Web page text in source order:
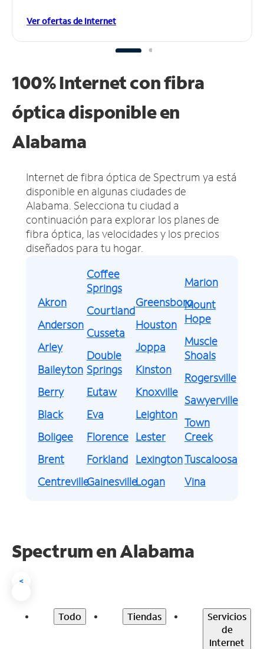
Ver ofertas de Internet
100% Internet con fibra
óptica disponible en
Alabama
Internet de fibra óptica de Spectrum ya está
disponible en algunas ciudades de
Alabama. Selecciona tu ciudad a
continuación para explorar los planes de
fibra óptica, las velocidades y los precios
diseñados para tu hogar.
Akron
Anderson
Arley
Baileyton
Berry
Black
Boligee
Brent
Centreville
Coffee
Springs
Courtland
Cusseta
Double
Springs
Eutaw
Eva
Florence
Forkland
Gainesville
Greensboro
Houston
Joppa
Kinston
Knoxville
Leighton
Lester
Lexington
Logan
Marion
Mount
Hope
Muscle
Shoals
Rogersville
Sawyerville
Town
Creek
Tuscaloosa
Vina
Spectrum enAlabama
<
Todo Tiendas
Servicios
de
Internet